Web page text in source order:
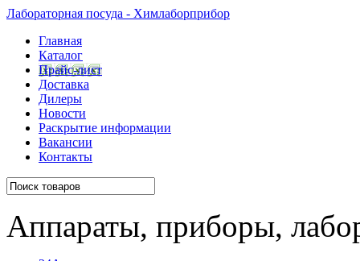
Лабораторная посуда - Химлаборприбор
Главная
Каталог
Прайс-лист
Доставка
Дилеры
Новости
Раскрытие информации
Вакансии
Контакты
Аппараты, приборы,